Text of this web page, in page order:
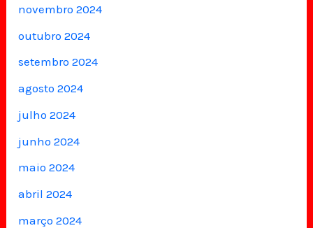
novembro 2024
outubro 2024
setembro 2024
agosto 2024
julho 2024
junho 2024
maio 2024
abril 2024
março 2024